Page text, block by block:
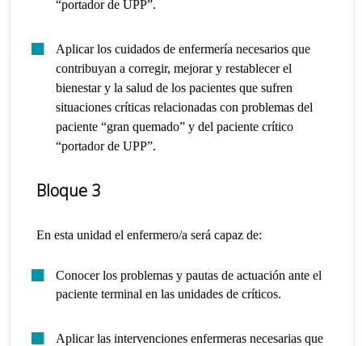
“portador de UPP”.
Aplicar los cuidados de enfermería necesarios que
contribuyan a corregir, mejorar y restablecer el
bienestar y la salud de los pacientes que sufren
situaciones críticas relacionadas con problemas del
paciente “gran quemado” y del paciente crítico
“portador de UPP”.
Bloque 3
En esta unidad el enfermero/a será capaz de:
Conocer los problemas y pautas de actuación ante el
paciente terminal en las unidades de críticos.
Aplicar las intervenciones enfermeras necesarias que